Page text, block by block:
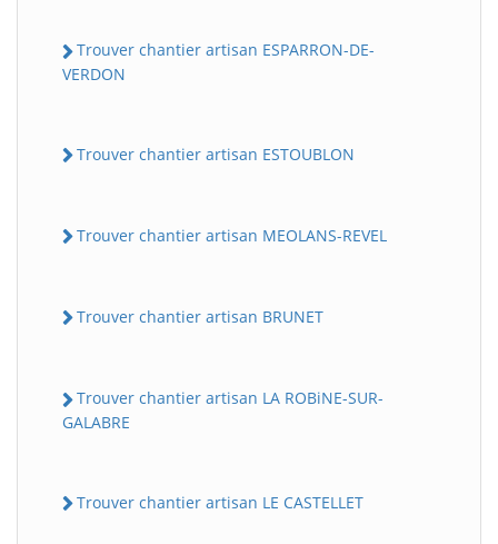
Trouver chantier artisan ESPARRON-DE-
VERDON
Trouver chantier artisan ESTOUBLON
Trouver chantier artisan MEOLANS-REVEL
Trouver chantier artisan BRUNET
Trouver chantier artisan LA ROBiNE-SUR-
GALABRE
Trouver chantier artisan LE CASTELLET